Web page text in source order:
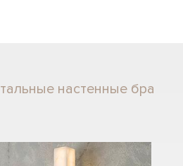
настенные бра